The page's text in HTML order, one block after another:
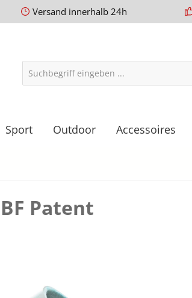
Versand innerhalb 24h
Sport Outdoor Accessoires
Patent